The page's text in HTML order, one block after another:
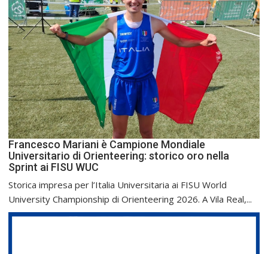
Francesco Mariani è Campione Mondiale
Universitario di Orienteering: storico oro nella
Sprint ai FISU WUC
Storica impresa per l’Italia Universitaria ai FISU World
University Championship di Orienteering 2026. A Vila Real,...